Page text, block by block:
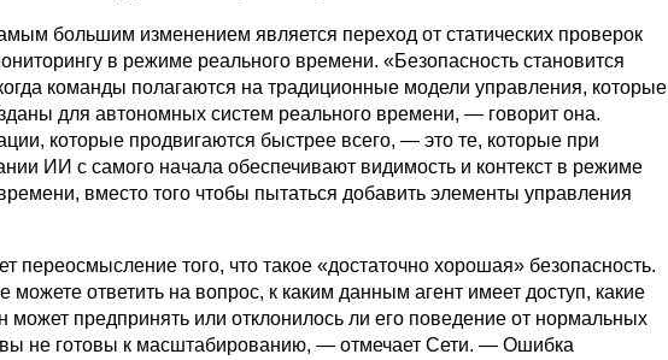
большим изменением является переход от статических проверок
в режиме реального времени. «Безопасность становится
команды полагаются на традиционные модели управления, которые
для автономных систем реального времени, — говорит она.
которые продвигаются быстрее всего, — это те, которые при
ИИ с самого начала обеспечивают видимость и контекст в режиме
вместо того чтобы пытаться добавить элементы управления
переосмысление того, что такое «достаточно хорошая» безопасность.
можете ответить на вопрос, к каким данным агент имеет доступ, какие
может предпринять или отклонилось ли его поведение от нормальных
не готовы к масштабированию, — отмечает Сети. — Ошибка